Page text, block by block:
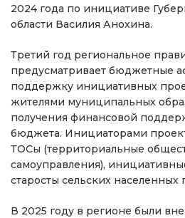
2024 года по инициативе
области Василия Анохина.
Третий год региональное
предусматривает бюджетные
поддержку инициативных
жителями муниципальных
получения финансовой
бюджета. Инициаторами
ТОСы (территориальные
самоуправления),
старосты сельских населенных
В 2025 году в регионе были